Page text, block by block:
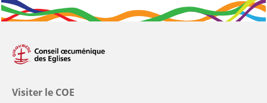
Visiter le COE